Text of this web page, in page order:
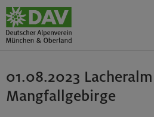
01.08.2023
Mangfallgebirge